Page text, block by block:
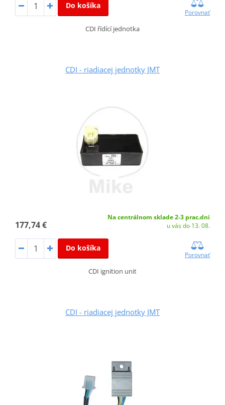
Do košíka
Porovnať
CDI řídící jednotka
CDI - riadiacej jednotky JMT
177,74 €
Na centrálnom sklade 2-3 prac.dni
u vás do 13. 08.
Do košíka
Porovnať
CDI ignition unit
CDI - riadiacej jednotky JMT